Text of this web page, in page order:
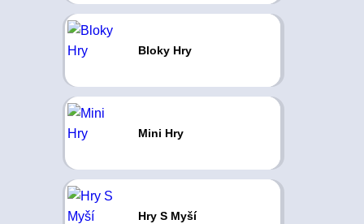
Bloky Hry
Mini Hry
Hry S Myší